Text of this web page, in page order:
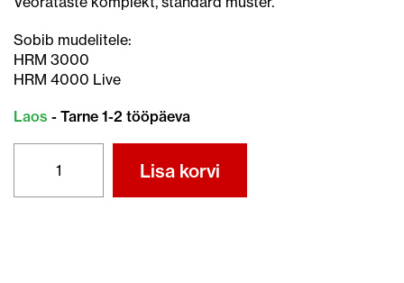
Sobib mudelitele:
HRM 3000
HRM 4000 Live
Laos - Tarne 1-2 tööpäeva
VEORATASTE
Lisa korvi